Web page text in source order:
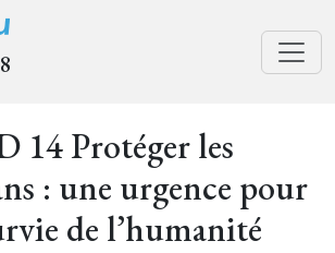
14 Protéger les
: une urgence pour
de l’humanité